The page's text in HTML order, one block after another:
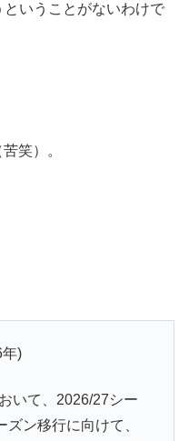
いうことがないわけで
笑）。
年)
いて、2026/27シー
ン移行に向けて、